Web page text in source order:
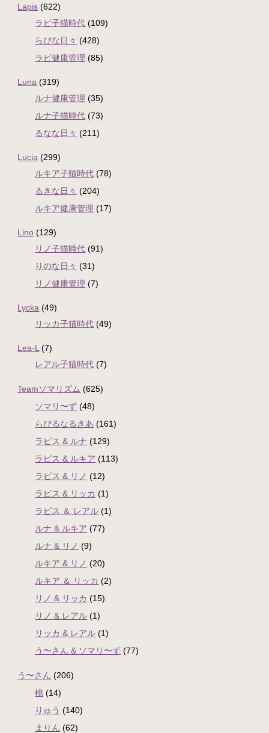
Lapis (622)
ラピ子猫時代 (109)
らぴな日々 (428)
ラピ健康管理 (85)
Luna (319)
ルナ健康管理 (35)
ルナ子猫時代 (73)
るなな日々 (211)
Lucia (299)
ルキア子猫時代 (78)
るきな日々 (204)
ルキア健康管理 (17)
Lino (129)
リノ子猫時代 (91)
りのな日々 (31)
リノ健康管理 (7)
Lycka (49)
リッカ子猫時代 (49)
Lea-L(7)
レアル子猫時代 (7)
Teamソマリズム (625)
ソマリ〜ず (48)
らぴるなるきあ (161)
ラピス & ルナ (129)
ラピス & ルキア (113)
ラピス & リノ (12)
ラピス & リッカ (1)
ラピス ＆ レアル (1)
ルナ & ルキア (77)
ルナ & リノ (9)
ルキア & リノ (20)
ルキア ＆ リッカ (2)
リノ & リッカ (15)
リノ & レアル (1)
リッカ & レアル (1)
う〜さん & ソマリ〜ず (77)
う〜さん (206)
桃 (14)
りゅう (140)
まりん (62)